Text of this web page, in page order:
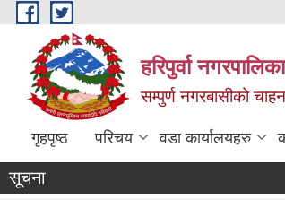
Skip to main content
हरिपुर्वा
सम्पुर्ण नगरबासीको
गृहपृष्ठ परिचय वडा कार्यालयहरु
सूचना